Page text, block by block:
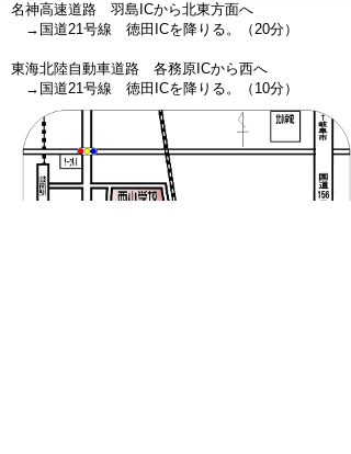
名神高速道路 羽島ICから北東方面へ
→国道21号線 徳田ICを降りる。（20分）
東海北陸自動車道路 各務原ICから西へ
→国道21号線 徳田ICを降りる。（10分）